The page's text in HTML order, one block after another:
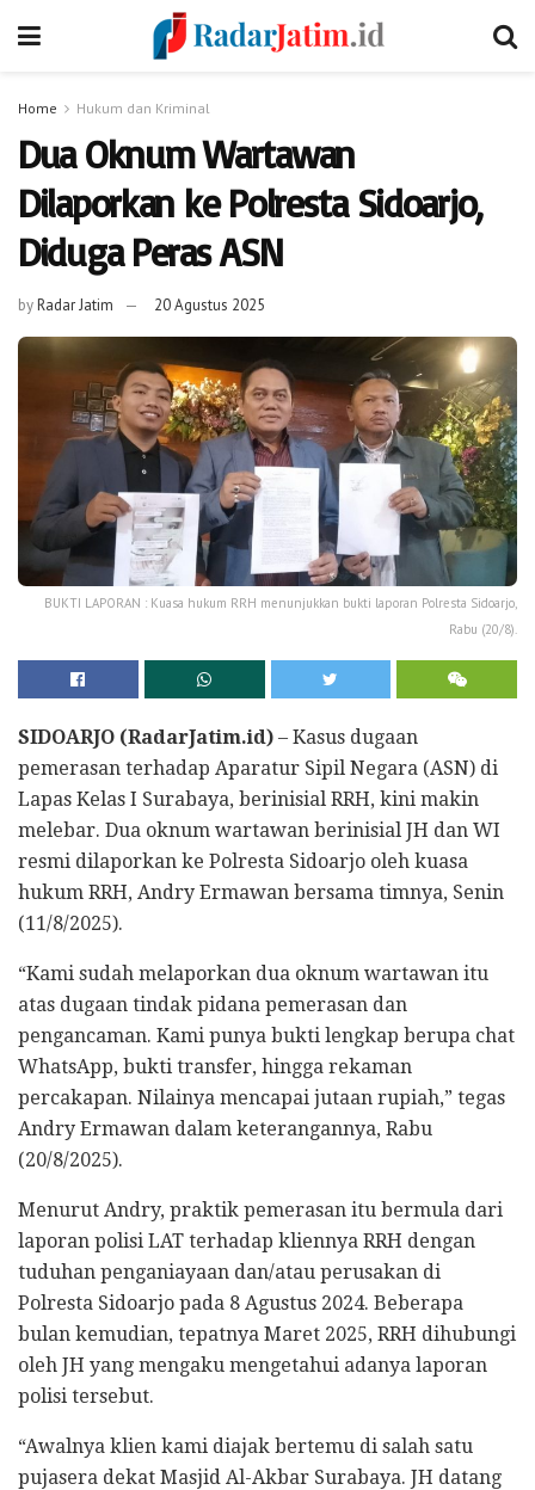
Home Hukum dan Kriminal
Dua Oknum Wartawan
Dilaporkan ke Polresta Sidoarjo,
Diduga Peras ASN
byRadar Jatim 20 Agustus 2025
BUKTI LAPORAN : Kuasa hukum RRH menunjukkan bukti laporan Polresta Sidoarjo,
Rabu (20/8).
SIDOARJO (RadarJatim.id) – Kasus dugaan
pemerasan terhadap Aparatur Sipil Negara (ASN) di
Lapas Kelas I Surabaya, berinisial RRH, kini makin
melebar. Dua oknum wartawan berinisial JH dan WI
resmi dilaporkan ke Polresta Sidoarjo oleh kuasa
hukum RRH, Andry Ermawan bersama timnya, Senin
(11/8/2025).
“Kami sudah melaporkan dua oknum wartawan itu
atas dugaan tindak pidana pemerasan dan
pengancaman. Kami punya bukti lengkap berupa chat
WhatsApp, bukti transfer, hingga rekaman
percakapan. Nilainya mencapai jutaan rupiah,” tegas
Andry Ermawan dalam keterangannya, Rabu
(20/8/2025).
Menurut Andry, praktik pemerasan itu bermula dari
laporan polisi LAT terhadap kliennya RRH dengan
tuduhan penganiayaan dan/atau perusakan di
Polresta Sidoarjo pada 8 Agustus 2024. Beberapa
bulan kemudian, tepatnya Maret 2025, RRH dihubungi
oleh JH yang mengaku mengetahui adanya laporan
polisi tersebut.
“Awalnya klien kami diajak bertemu di salah satu
pujasera dekat Masjid Al-Akbar Surabaya. JH datang